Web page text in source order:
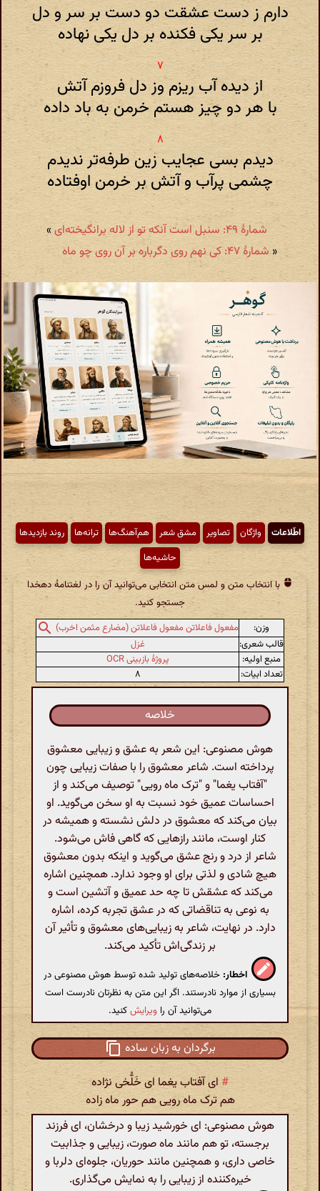
دارم ز دست عشقت دو دست بر سر و دل
بر سر یکی فکنده بر دل یکی نهاده
از دیده آب ریزم وز دل فروزم آتش
با هر دو چیز هستم خرمن به باد داده
دیدم بسی عجایب زین طرفه‌تر ندیدم
چشمی پرآب و آتش بر خرمن اوفتاده
شمارهٔ ۴۹: سنبل است آنکه تو از لاله برانگیخته‌ای
»
« شمارهٔ ۴۷: کی نهم روی دگرباره بر آن روی چو ماه
اطّلاعات واژگان تصاویر مشق شعر هم‌آهنگ‌ها ترانه‌ها
روند بازدیدها
حاشیه‌ها
با انتخاب متن و لمس متن انتخابی می‌توانید آن را در لغتنامهٔ دهخدا
جستجو کنید.
وزن:
مفعول فاعلاتن مفعول فاعلاتن (مضارع مثمن اخرب)
قالب شعری:
غزل
منبع اولیه:
پروژهٔ بازبینی OCR
تعداد ابیات:
۸
خلاصه
هوش مصنوعی: این شعر به عشق و زیبایی معشوق
پرداخته است. شاعر معشوق را با صفات زیبایی چون
"آفتاب یغما" و "ترک ماه رویی" توصیف می‌کند و از
احساسات عمیق خود نسبت به او سخن می‌گوید. او
بیان می‌کند که معشوق در دلش نشسته و همیشه در
کنار اوست، مانند رازهایی که گاهی فاش می‌شود.
شاعر از درد و رنج عشق می‌گوید و اینکه بدون معشوق
هیچ شادی و لذتی برای او وجود ندارد. همچنین اشاره
می‌کند که عشقش تا چه حد عمیق و آتشین است و
به نوعی به تناقضاتی که در عشق تجربه کرده، اشاره
دارد. در نهایت، شاعر به زیبایی‌های معشوق و تأثیر آن
بر زندگی‌اش تأکید می‌کند.
اخطار: خلاصه‌های تولید شده توسط هوش مصنوعی در
بسیاری از موارد نادرستند. اگر این متن به نظرتان نادرست است
می‌توانید آن را ویرایشکنید.
برگردان به زبان ساده
# ای آفتاب یغما ای خَلُّخی نژاده
هم ترک ماه رویی هم حور ماه زاده
هوش مصنوعی: ای خورشید زیبا و درخشان، ای فرزند
برجسته، تو هم مانند ماه صورت، زیبایی و جذابیت
خاصی داری، و همچنین مانند حوریان، جلوه‌ای دلربا و
خیره‌کننده از زیبایی را به نمایش می‌گذاری.